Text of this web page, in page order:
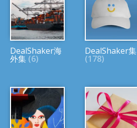
DealShaker海
外集 (6)
DealShaker集
(178)